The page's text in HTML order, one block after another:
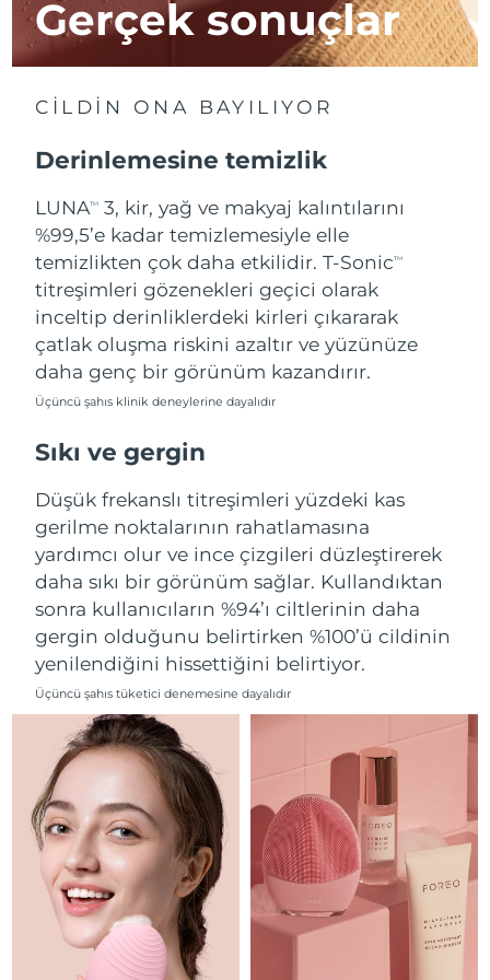
Gerçek sonuçlar
CİLDİN ONA BAYILIYOR
Derinlemesine temizlik
LUNATM
3, kir, yağ ve makyaj kalıntılarını
%99,5’e kadar temizlemesiyle elle
temizlikten çok daha etkilidir. T-SonicTM
titreşimleri gözenekleri geçici olarak
inceltip derinliklerdeki kirleri çıkararak
çatlak oluşma riskini azaltır ve yüzünüze
daha genç bir görünüm kazandırır.
Üçüncü şahıs klinik deneylerine dayalıdır
Sıkı ve gergin
Düşük frekanslı titreşimleri yüzdeki kas
gerilme noktalarının rahatlamasına
yardımcı olur ve ince çizgileri düzleştirerek
daha sıkı bir görünüm sağlar. Kullandıktan
sonra kullanıcıların %94’ı ciltlerinin daha
gergin olduğunu belirtirken %100’ü cildinin
yenilendiğini hissettiğini belirtiyor.
Üçüncü şahıs tüketici denemesine dayalıdır
Çin Makao ÖİB Tahmini teslim tarihi8/10/26
Malezya Tahmini teslim tarihi
Malta Tahmini teslim tarihi
Meksika Tahmini teslim tarihi8/12/26
Monako Tahmini teslim tarihi
Hollanda Tahmini teslim tarihi
Yeni Zelanda Tahmini teslim tarihi
Norveç Tahmini teslim tarihi
Umman
Filipinler Tahmini teslim tarihi
Polonya Tahmini teslim tarihi8/9/26
Portekiz Tahmini teslim tarihi8/8/26
Porto Riko Tahmini teslim tarihi
Katar Tahmini teslim tarihi8/9/26
Reunion Tahmini teslim tarihi
Romanya Tahmini teslim tarihi
Rusya Tahmini teslim tarihi8/16/26
Suudi Arabistan Tahmini teslim tarihi 8/9/26
Singapur